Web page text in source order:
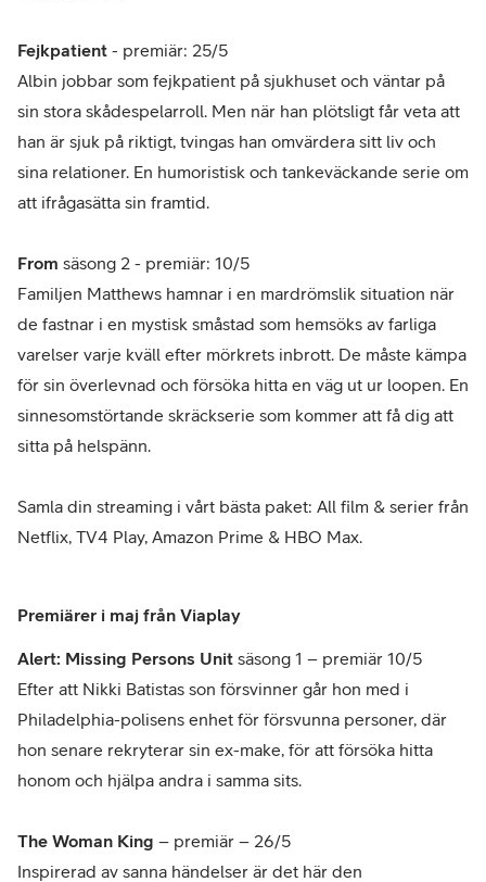
Fejkpatient - premiär: 25/5
Albin jobbar som fejkpatient på sjukhuset och väntar på
sin stora skådespelarroll. Men när han plötsligt får veta att
han är sjuk på riktigt, tvingas han omvärdera sitt liv och
sina relationer. En humoristisk och tankeväckande serie om
att ifrågasätta sin framtid.
From säsong 2 - premiär: 10/5
Familjen Matthews hamnar i en mardrömslik situation när
de fastnar i en mystisk småstad som hemsöks av farliga
varelser varje kväll efter mörkrets inbrott. De måste kämpa
för sin överlevnad och försöka hitta en väg ut ur loopen. En
sinnesomstörtande skräckserie som kommer att få dig att
sitta på helspänn.
Samla din streaming i vårt bästa paket: All film & serier från
Netflix, TV4 Play, Amazon Prime & HBO Max.
Premiärer i maj från Viaplay
Alert: Missing Persons Unit säsong 1 – premiär 10/5
Efter att Nikki Batistas son försvinner går hon med i
Philadelphia-polisens enhet för försvunna personer, där
hon senare rekryterar sin ex-make, för att försöka hitta
honom och hjälpa andra i samma sits.
The Woman King – premiär – 26/5
Inspirerad av sanna händelser är det här den